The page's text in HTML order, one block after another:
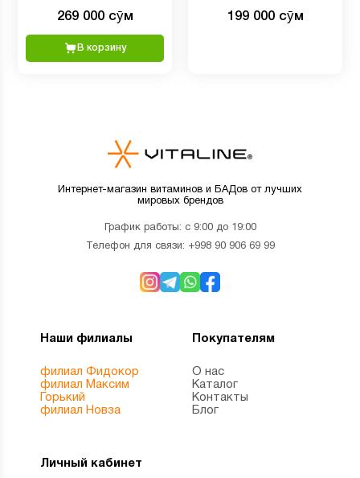
269 000 сӯм
В корзину
в виде MK4 для здоровья
199 000 сӯм
Интернет-магазин витаминов и БАДов от лучших
мировых брендов
График работы: с 9:00 до 19:00
Телефон для связи: +998 90 906 69 99
Наши филиалы
филиал Фидокор
филиал Максим
Горький
филиал Новза
Покупателям
О нас
Каталог
Контакты
Блог
Личный кабинет